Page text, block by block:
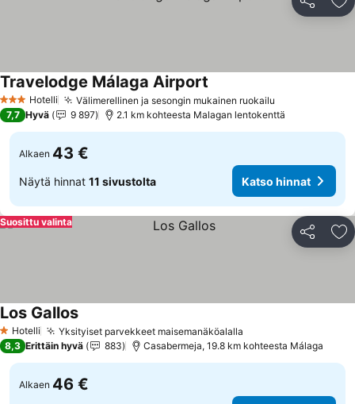
Jaa
3 Tähtiluokitus
Hotelli Välimerellinen ja sesongin mukainen ruokailu
Travelodge Málaga Airport
7,7 Hyvä 9 897 2.1 km kohteesta Malagan lentokenttä
Alkaen 43 €
Näytä hinnat 11 sivustolta Katso hinnat
Jaa
Suosittu valinta
1 Tähtiluokitus
Hotelli Yksityiset parvekkeet maisemanäköalalla
Los GallosKatso hinnat
8,3 Erittäin hyvä 883 Casabermeja, 19.8 km kohteesta Málaga
Alkaen 46 €